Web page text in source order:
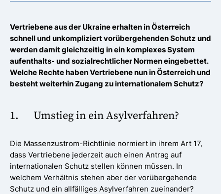
Vertriebene aus der Ukraine erhalten in Österreich
schnell und unkompliziert vorübergehenden Schutz und
werden damit gleichzeitig in ein komplexes System
aufenthalts- und sozialrechtlicher Normen eingebettet.
Welche Rechte haben Vertriebene nun in Österreich und
besteht weiterhin Zugang zu internationalem Schutz?
1. Umstieg in ein Asylverfahren?
Die Massenzustrom-Richtlinie normiert in ihrem Art 17,
dass Vertriebene jederzeit auch einen Antrag auf
internationalen Schutz stellen können müssen. In
welchem Verhältnis stehen aber der vorübergehende
Schutz und ein allfälliges Asylverfahren zueinander?